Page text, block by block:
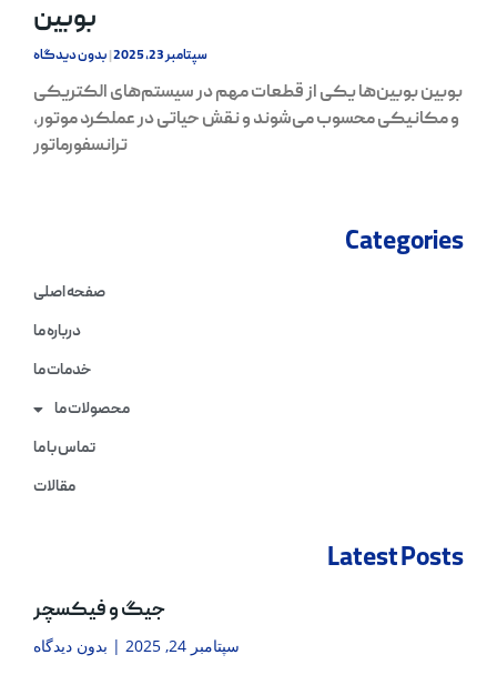
بوبین
سپتامبر 23, 2025 بدون دیدگاه
بوبین بوبین‌ها یکی از قطعات مهم در سیستم‌های الکتریکی
و مکانیکی محسوب می‌شوند و نقش حیاتی در عملکرد موتور،
ترانسفورماتور
Categories
صفحه اصلی
درباره ما
خدمات ما
محصولات ما
تماس با ما
مقالات
Latest Posts
جیگ و فیکسچر
سپتامبر 24, 2025 بدون دیدگاه